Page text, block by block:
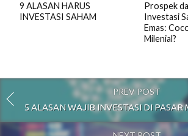
9 ALASAN HARUS
INVESTASI SAHAM
Prospek
Investasi
Emas:
Milenial?
PREV POST
5 ALASAN WAJIB INVESTASI DI PASAR